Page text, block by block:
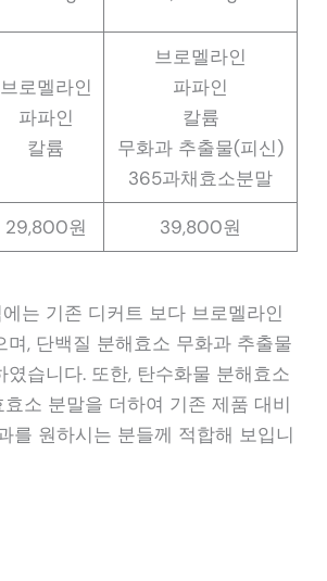
브로멜라인
파파인
칼륨
브로멜라인
파파인
칼륨
무화과 추출물(피신)
365과채효소분말
29,800원 39,800원
는 기존 디커트 보다 브로멜라인
며, 단백질 분해효소 무화과 추출물
였습니다. 또한, 탄수화물 분해효소
소 분말을 더하여 기존 제품 대비
를 원하시는 분들께 적합해 보입니